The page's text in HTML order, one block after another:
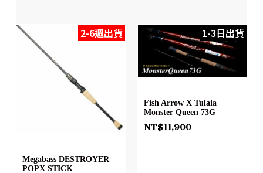
2-6週出貨
Megabass DESTROYER
POPX STICK
1-3日出貨
Fish Arrow X Tulala
Monster Queen 73G
NT$11,900